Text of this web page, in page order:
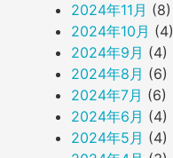
2024年11月 (8)
2024年10月 (4)
2024年9月 (4)
2024年8月 (6)
2024年7月 (6)
2024年6月 (4)
2024年5月 (4)